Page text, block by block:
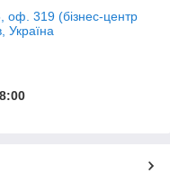
оф. 319 (бізнес-центр
Україна